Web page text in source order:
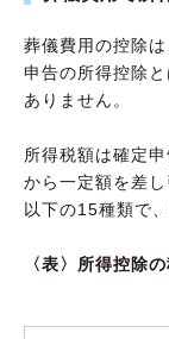
葬儀費用の控除は
申告の所得控除
ありません。
所得税額は確定
から一定額を差
以下の15種類で
〈表〉所得控除